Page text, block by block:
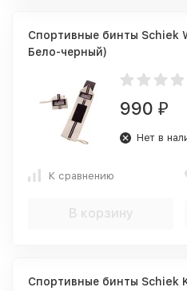
Спортивные бинты Schiek
Бело-черный)
990 ₽
Нет в
К сравнению
В корзину
Спортивные бинты Schiek